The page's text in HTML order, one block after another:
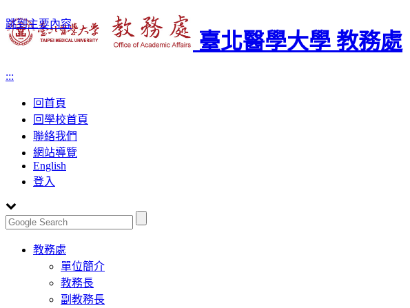
跳到主要內容
臺北醫學大學 教務處
:::
回首頁
回學校首頁
聯絡我們
網站導覽
English
登入
Toggle
navigation
教務處
單位簡介
教務長
副教務長